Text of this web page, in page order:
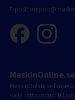
E-post:
MaskinOnline.se
MaskinOnline.se
välja rätt produkt till